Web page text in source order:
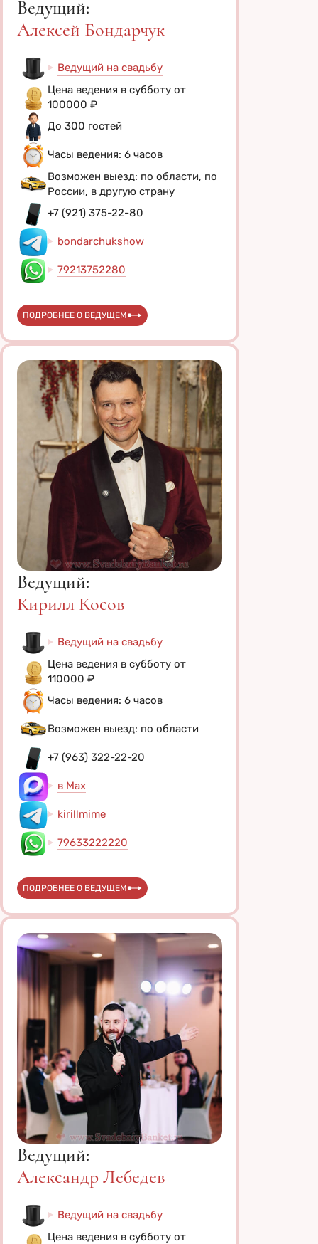
Ведущий:
Алексей Бондарчук
Ведущий на свадьбу
Цена ведения в субботу от
100000 ₽
До 300 гостей
Часы ведения: 6 часов
Возможен выезд: по области, по
России, в другую страну
+7 (921) 375-22-80
bondarchukshow
79213752280
ПОДРОБНЕЕ О ВЕДУЩЕМ
Ведущий:
Кирилл Косов
Ведущий на свадьбу
Цена ведения в субботу от
110000 ₽
Часы ведения: 6 часов
Возможен выезд: по области
+7 (963) 322-22-20
в Max
kirillmime
79633222220
ПОДРОБНЕЕ О ВЕДУЩЕМ
Ведущий:
Александр Лебедев
Ведущий на свадьбу
Цена ведения в субботу от